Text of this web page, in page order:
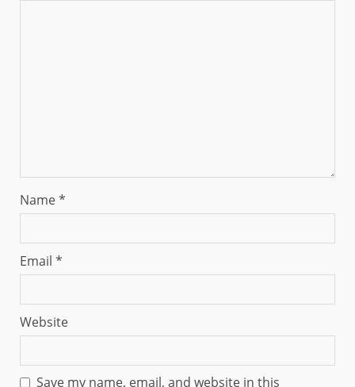
Name*
Email *
Website
Save my name, email, and website in this